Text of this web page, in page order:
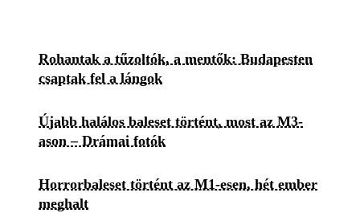
Rohantak a tűzoltók, a mentők: Budapesten
csaptak fel a lángok
Újabb halálos baleset történt, most az M3-
ason – Drámai fotók
Horrorbaleset történt az M1-esen, hét ember
meghalt